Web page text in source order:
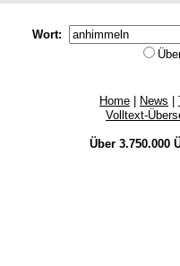
Wort:
Home News
Volltext-
Über 3.750.000